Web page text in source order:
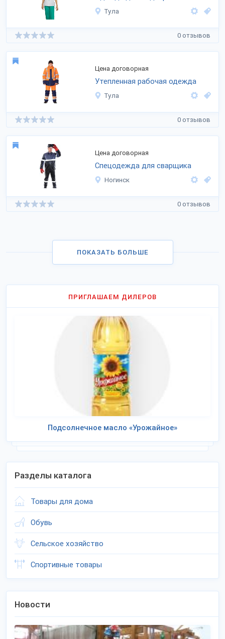
Тула
0 отзывов
Цена договорная
Утепленная рабочая одежда
Тула
0 отзывов
Цена договорная
Спецодежда для сварщика
Ногинск
0 отзывов
ПОКАЗАТЬ БОЛЬШЕ
ПРИГЛАШАЕМ ДИЛЕРОВ
Подсолнечное масло «Урожайное»
Разделы каталога
Товары для дома
Обувь
Сельское хозяйство
Спортивные товары
Новости